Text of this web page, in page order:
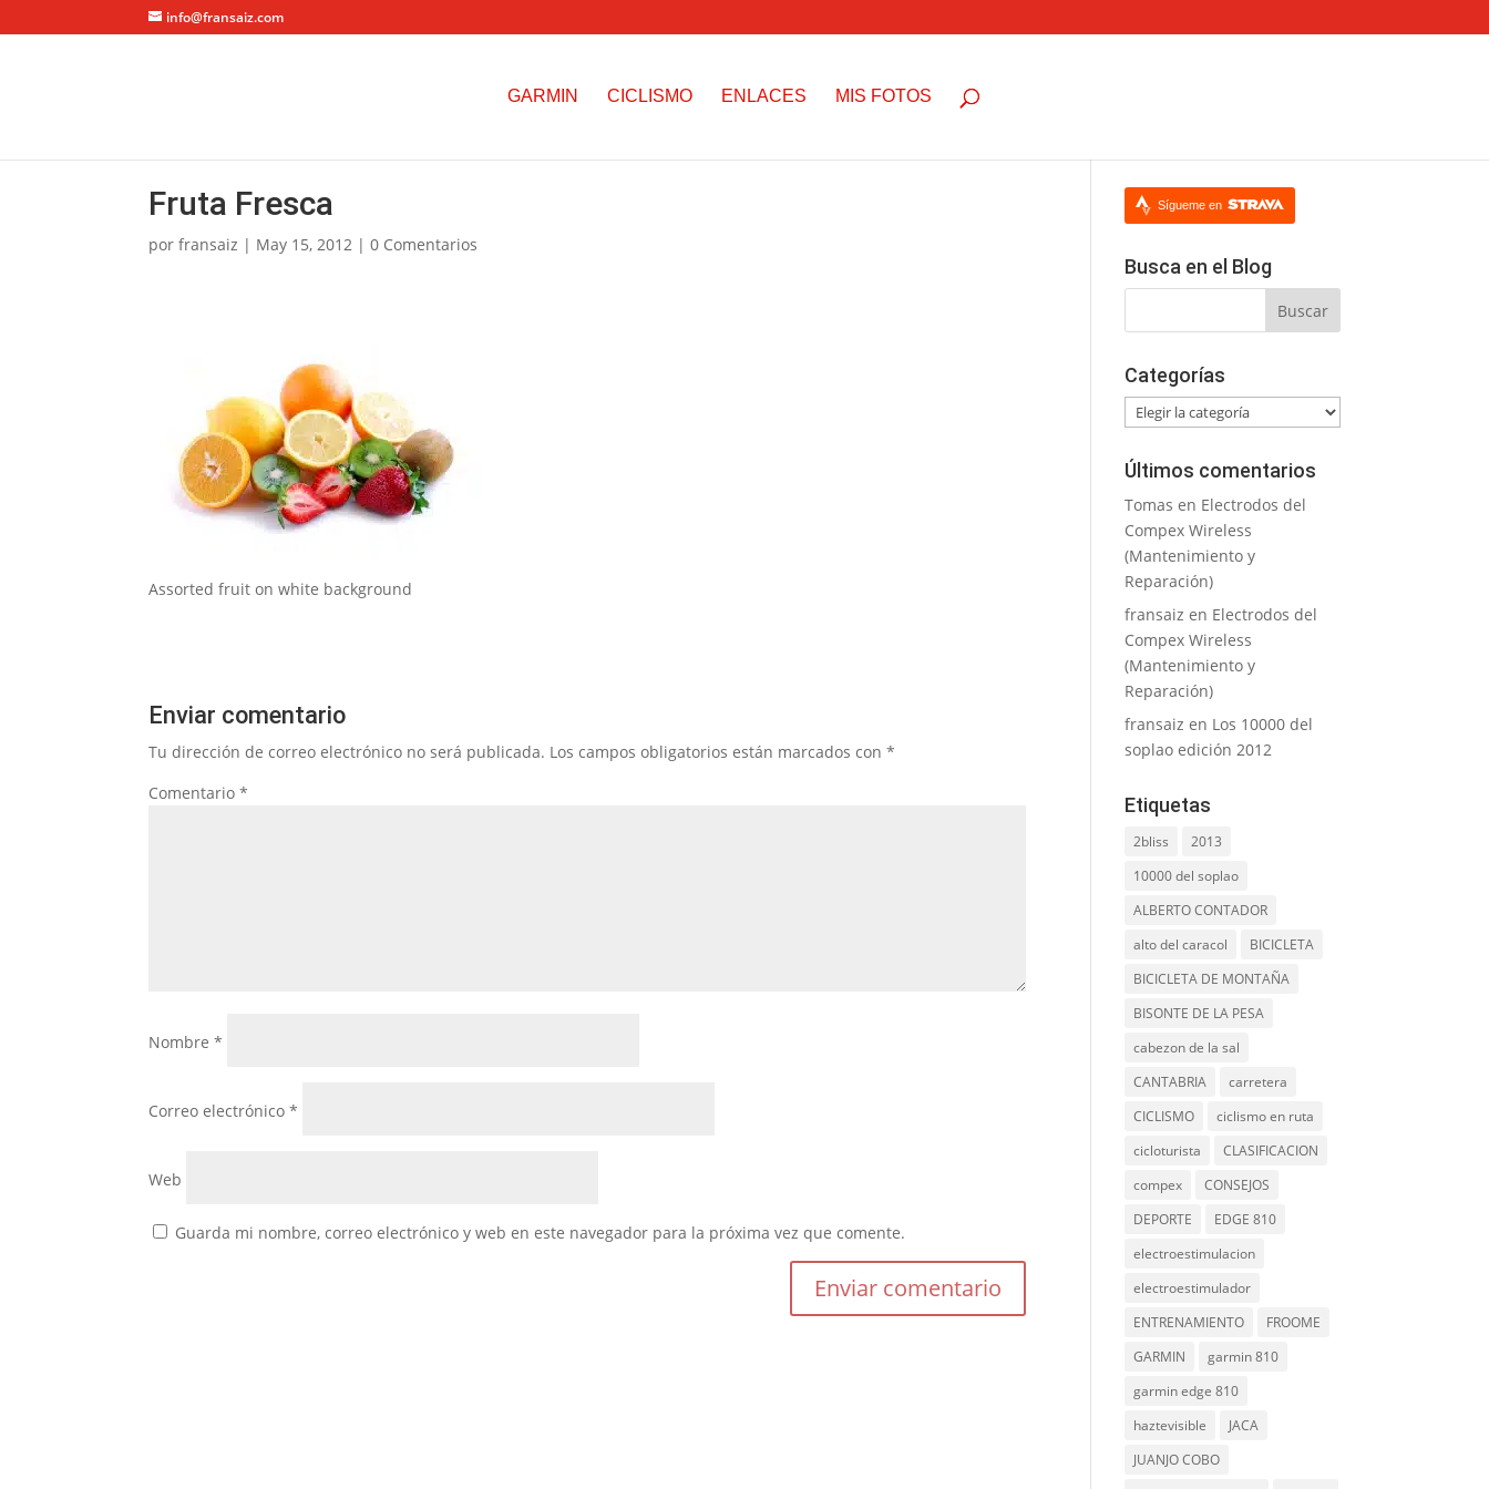
info@fransaiz.com
GARMIN CICLISMO ENLACES MIS FOTOS
Fruta Fresca
porfransaiz | May 15, 2012 |0 Comentarios
Assorted fruit on white background
Enviar comentario
Tu dirección de correo electrónico no será publicada. Los campos obligatorios están marcados con*
Comentario*
Nombre*
Correo electrónico*
Web
Guarda mi nombre, correo electrónico y web en este navegador para la próxima vez que comente.
Sígueme en
Busca en el Blog
Categorías
Categorías
Últimos comentarios
Tomas en Electrodos del
Compex Wireless
(Mantenimiento y
Reparación)
fransaiz en Electrodos del
Compex Wireless
(Mantenimiento y
Reparación)
fransaiz en Los 10000 del
soplao edición 2012
Etiquetas
2bliss
2013
10000 del soplao
ALBERTO CONTADOR
alto del caracol
BICICLETA
BICICLETA DE MONTAÑA
BISONTE DE LA PESA
cabezon de la sal
CANTABRIA
carretera
CICLISMO
ciclismo en ruta
cicloturista
CLASIFICACION
compex
CONSEJOS
DEPORTE
EDGE 810
electroestimulacion
electroestimulador
ENTRENAMIENTO
FROOME
GARMIN
garmin 810
garmin edge 810
haztevisible
JACA
JUANJO COBO